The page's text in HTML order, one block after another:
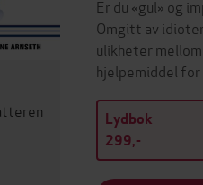
Er du «gul» og
Omgitt av
ulikheter
hjelpemiddel
Lydbok
299,-